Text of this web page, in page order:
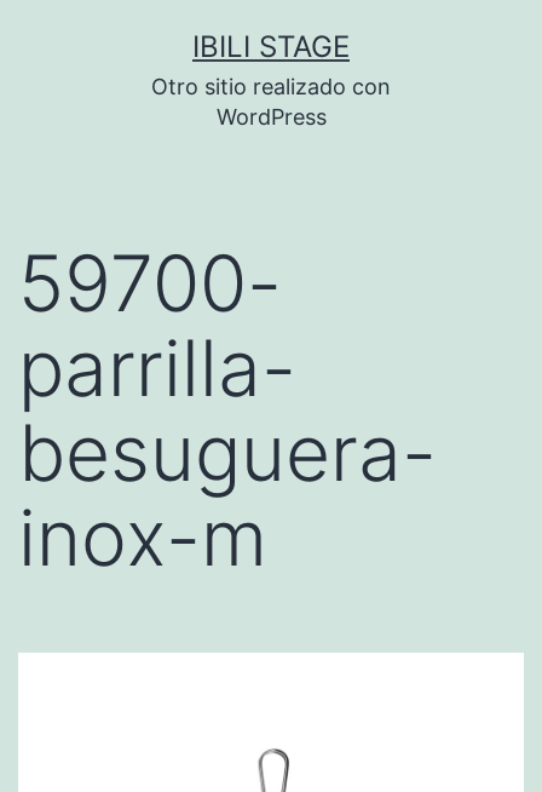
IBILI STAGE
Otro sitio realizado con
WordPress
59700-
parrilla-
besuguera-
inox-m